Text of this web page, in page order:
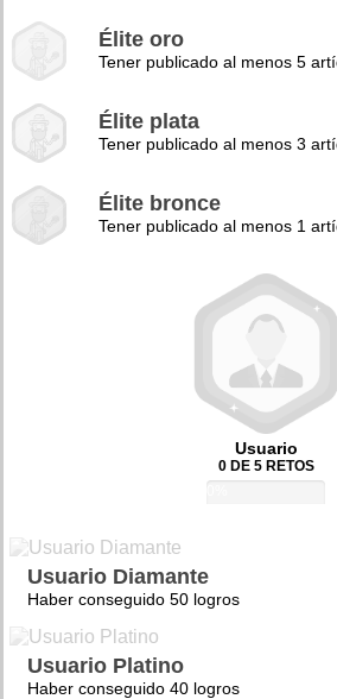
Élite oro
Tener publicado al menos 5
Élite plata
Tener publicado al menos 3
Élite bronce
Tener publicado al menos 1
Usuario
0 DE 5 RETOS
Usuario Diamante
Haber conseguido 50 logros
Usuario Platino
Haber conseguido 40 logros